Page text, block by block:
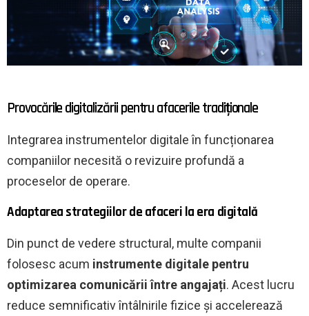
Provocările digitalizării pentru afacerile tradiționale
Integrarea instrumentelor digitale în funcționarea
companiilor necesită o revizuire profundă a
proceselor de operare.
Adaptarea strategiilor de afaceri la era digitală
Din punct de vedere structural, multe companii
folosesc acum instrumente digitale pentru
optimizarea comunicării între angajați. Acest lucru
reduce semnificativ întâlnirile fizice și accelerează